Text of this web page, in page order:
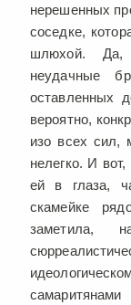
нерешенных
соседке,
шлюхой. Да,
неудачные
оставленных
вероятно,
изо всех сил,
нелегко. И
ей в глаза,
скамейке
заметила,